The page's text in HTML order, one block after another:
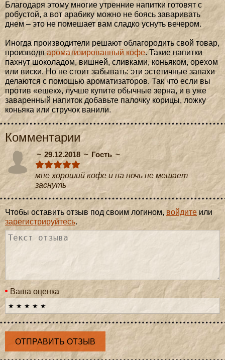
Благодаря этому многие утренние напитки готовят с
робустой, а вот арабику можно не боясь заваривать
днем – это не помешает вам сладко уснуть вечером.
Иногда производители решают облагородить свой товар,
производяароматизированный кофе. Такие напитки
пахнут шоколадом, вишней, сливками, коньяком, орехом
или виски. Но не стоит забывать: эти эстетичные запахи
делаются с помощью ароматизаторов. Так что если вы
против «ешек», лучше купите обычные зерна, и в уже
заваренный напиток добавьте палочку корицы, ложку
коньяка или стручок ванили.
Комментарии
29.12.2018 Гость
мне хороший кофе и на ночь не мешает
заснуть
Чтобы оставить отзыв под своим логином, войдите или
зарегистрируйтесь.
Ваша оценка